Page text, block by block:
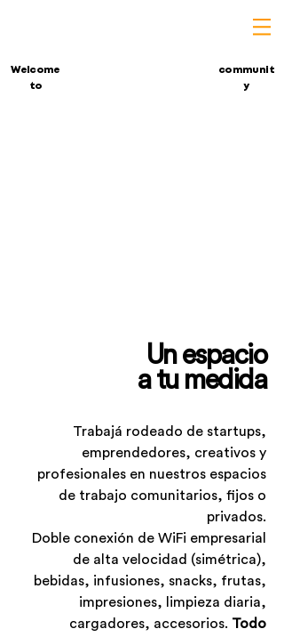
Welcome
to
communit
y
Un espacio
a tu medida
Trabajá rodeado de startups,
emprendedores, creativos y
profesionales en nuestros espacios
de trabajo comunitarios, fijos o
privados.
Doble conexión de WiFi empresarial
de alta velocidad (simétrica),
bebidas, infusiones, snacks, frutas,
impresiones, limpieza diaria,
cargadores, accesorios. Todo